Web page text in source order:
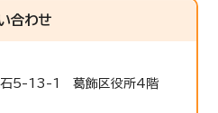
合わせ
5-13-1 葛飾区役所4階